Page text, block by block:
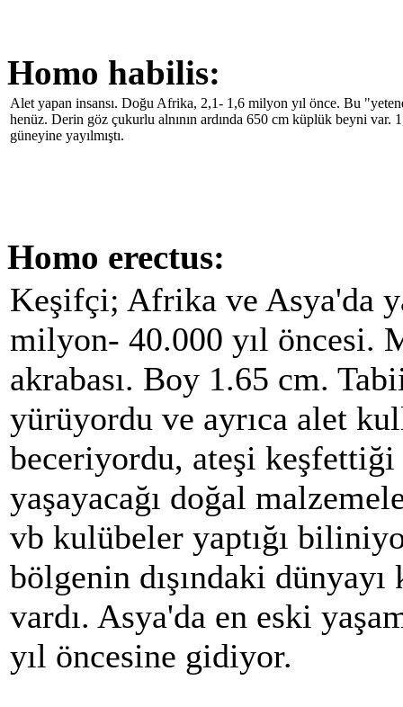
Homo habilis:
Alet yapan insansı. Doğu Afrika, 2,1- 1,6 milyon yıl önce. Bu
henüz. Derin göz çukurlu alnının ardında 650 cm küplük beyni var.
güneyine yayılmıştı.
Homo erectus:
Keşifçi; Afrika ve Asya'da
milyon- 40.000 yıl öncesi.
akrabası. Boy 1.65 cm.
yürüyordu ve ayrıca alet
beceriyordu, ateşi
yaşayacağı doğal
vb kulübeler yaptığı
bölgenin dışındaki dünyayı
vardı. Asya'da en eski
yıl öncesine gidiyor.